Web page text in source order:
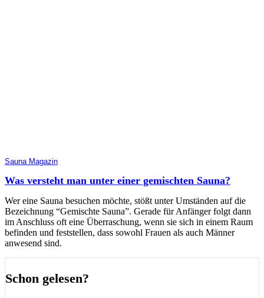
Sauna Magazin
Was versteht man unter einer gemischten Sauna?
Wer eine Sauna besuchen möchte, stößt unter Umständen auf die
Bezeichnung “Gemischte Sauna”. Gerade für Anfänger folgt dann
im Anschluss oft eine Überraschung, wenn sie sich in einem Raum
befinden und feststellen, dass sowohl Frauen als auch Männer
anwesend sind.
Schon gelesen?